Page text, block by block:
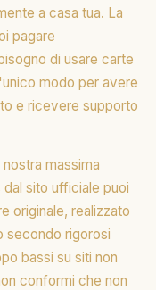
a casa tua. La
pagare
di usare carte
modo per avere
e ricevere supporto
massima
sito ufficiale puoi
originale, realizzato
secondo rigorosi
bassi su siti non
conformi che non